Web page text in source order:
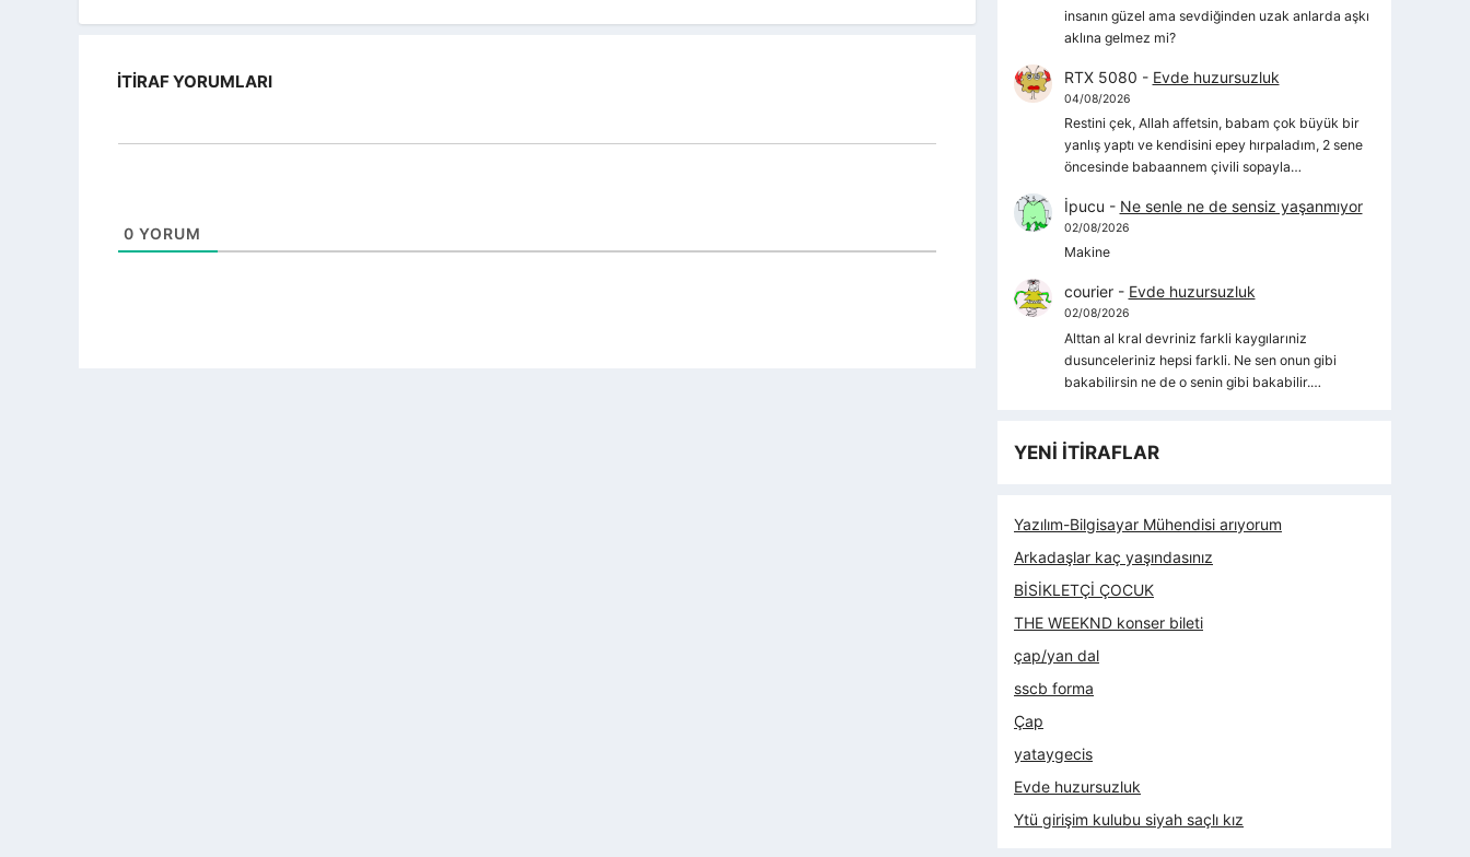
İTIRAF YORUMLARI
0 YORUM
insanın güzel ama sevdiğinden uzak anlarda aşkı
aklına gelmez mi?
RTX 5080 - Evde huzursuzluk
04/08/2026
Restini çek, Allah affetsin, babam çok büyük bir
yanlış yaptı ve kendisini epey hırpaladım, 2 sene
öncesinde babaannem çivili sopayla…
İpucu - Ne senle ne de sensiz yaşanmıyor
02/08/2026
Makine
courier- Evde huzursuzluk
02/08/2026
Alttan al kral devriniz farkli kaygılarıniz
dusunceleriniz hepsi farkli. Ne sen onun gibi
bakabilirsin ne de o senin gibi bakabilir.…
YENİ İTİRAFLAR
Yazılım-Bilgisayar Mühendisi arıyorum
Arkadaşlar kaç yaşındasınız
BİSİKLETÇİ ÇOCUK
THE WEEKND konser bileti
çap/yan dal
sscb forma
Çap
yataygecis
Evde huzursuzluk
Ytü girişim kulubu siyah saçlı kız